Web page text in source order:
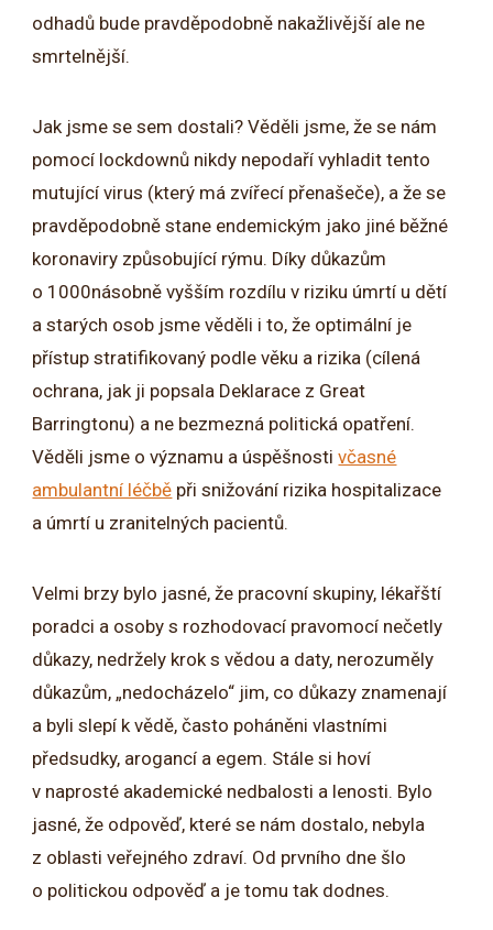
odhadů bude pravděpodobně nakažlivější ale ne
smrtelnější.
Jak jsme se sem dostali? Věděli jsme, že se nám
pomocí lockdownů nikdy nepodaří vyhladit tento
mutující virus (který má zvířecí přenašeče), a že se
pravděpodobně stane endemickým jako jiné běžné
koronaviry způsobující rýmu. Díky důkazům
o 1000násobně vyšším rozdílu v riziku úmrtí u dětí
a starých osob jsme věděli i to, že optimální je
přístup stratifikovaný podle věku a rizika (cílená
ochrana, jak ji popsala Deklarace z Great
Barringtonu) a ne bezmezná politická opatření.
Věděli jsme o významu a úspěšnostivčasné
ambulantní léčbě při snižování rizika hospitalizace
a úmrtí u zranitelných pacientů.
Velmi brzy bylo jasné, že pracovní skupiny, lékařští
poradci a osoby s rozhodovací pravomocí nečetly
důkazy, nedržely krok s vědou a daty, nerozuměly
důkazům, „nedocházelo“ jim, co důkazy znamenají
a byli slepí k vědě, často poháněni vlastními
předsudky, arogancí a egem. Stále si hoví
v naprosté akademické nedbalosti a lenosti. Bylo
jasné, že odpověď, které se nám dostalo, nebyla
z oblasti veřejného zdraví. Od prvního dne šlo
o politickou odpověď a je tomu tak dodnes.